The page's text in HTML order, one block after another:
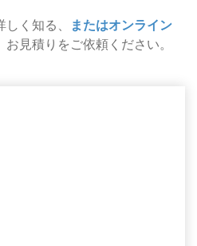
く知る、
またはオンライン
お見積りをご依頼ください。